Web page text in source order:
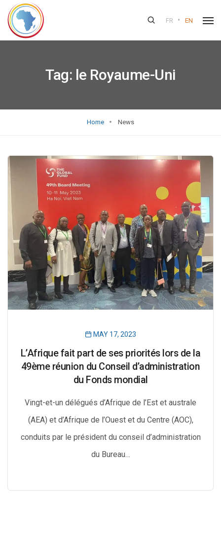
FR • EN
Tag: le Royaume-Uni
Home News
MAY 17, 2023
L’Afrique fait part de ses priorités lors de la
49ème réunion du Conseil d’administration
du Fonds mondial
Vingt-et-un délégués d’Afrique de l’Est et australe
(AEA) et d’Afrique de l’Ouest et du Centre (AOC),
conduits par le président du conseil d’administration
du Bureau…